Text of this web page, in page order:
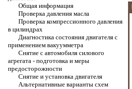
Общая информация
Проверка давления масла
Проверка компрессионного давления
в цилиндрах
Диагностика состояния двигателя с
применением вакуумметра
Снятие с автомобиля силового
агрегата - подготовка и меры
предосторожности
Снятие и установка двигателя
Альтернативные варианты схем